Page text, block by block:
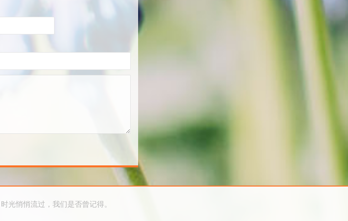
| 时光悄悄流过，我们是否曾记得。